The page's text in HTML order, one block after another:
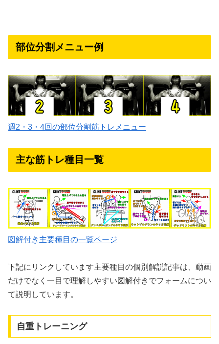
部位分割メニュー例
週2・3・4回の部位分割筋トレメニュー
主な筋トレ種目一覧
図解付き主要種目の一覧ページ
下記にリンクしています主要種目の個別解説記事は、動画
だけでなく一目で理解しやすい図解付きでフォームについ
て説明しています。
自重トレーニング